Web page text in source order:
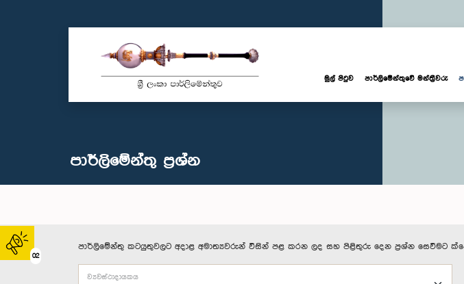
02
මුල් පිටුව පාර්ලි‌මේන්තුවේ මන්ත්‍රීවරු
පාර්ලි‌මේන්තු‌ ප්‍රශ්න
පාර්ලිමේන්තු කටයුතුවලට අදාළ අමාත්‍යවරුන් විසින් පළ කරන ලද සහ පිළිතුරු දෙන ප්‍රශ්න සෙවීමට
ව්‍යවස්ථාදායකය